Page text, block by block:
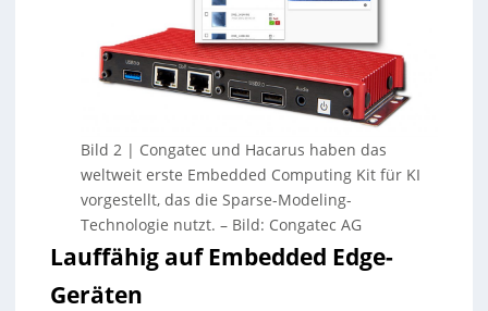
Bild 2 | Congatec und Hacarus haben das
weltweit erste Embedded Computing Kit für KI
vorgestellt, das die Sparse-Modeling-
Technologie nutzt. – Bild: Congatec AG
Lauffähig auf Embedded Edge-
Geräten